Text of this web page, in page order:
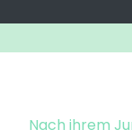
Nach ihrem